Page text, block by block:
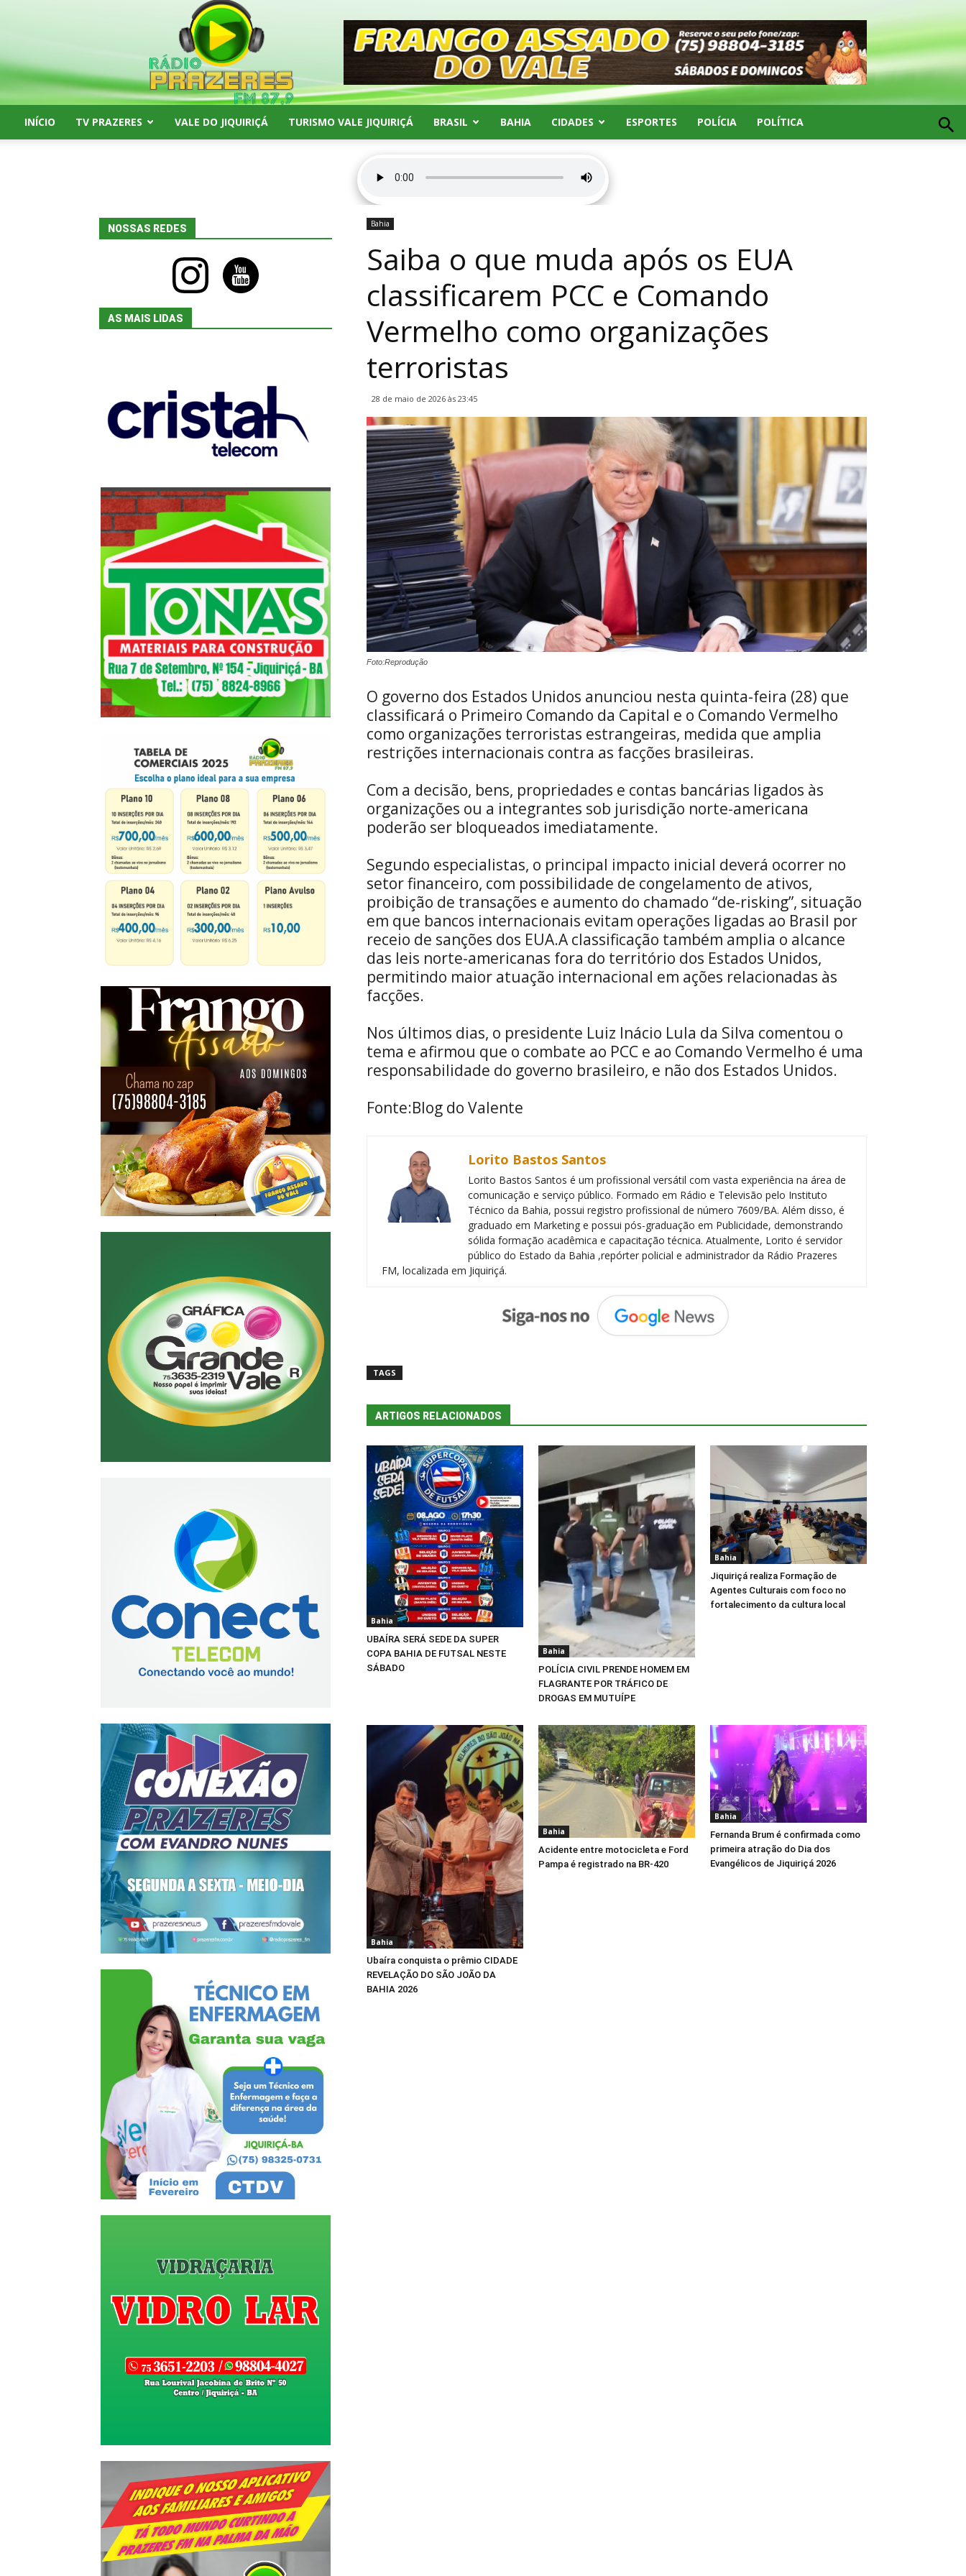
INÍCIO TV PRAZERES VALE DO JIQUIRIÇÁ TURISMO VALE JIQUIRIÇÁ BRASIL BAHIA CIDADES ESPORTES POLÍCIA POLÍTICA
Bahia
Saiba o que muda após os EUA
classificarem PCC e Comando
Vermelho como organizações
terroristas
28 de maio de 2026 às 23:45
Foto:Reprodução
O governo dos Estados Unidos anunciou nesta quinta-feira (28) que
classificará o Primeiro Comando da Capital e o Comando Vermelho
como organizações terroristas estrangeiras, medida que amplia
restrições internacionais contra as facções brasileiras.
Com a decisão, bens, propriedades e contas bancárias ligados às
organizações ou a integrantes sob jurisdição norte-americana
poderão ser bloqueados imediatamente.
Segundo especialistas, o principal impacto inicial deverá ocorrer no
setor financeiro, com possibilidade de congelamento de ativos,
proibição de transações e aumento do chamado “de-risking”, situação
em que bancos internacionais evitam operações ligadas ao Brasil por
receio de sanções dos EUA.A classificação também amplia o alcance
das leis norte-americanas fora do território dos Estados Unidos,
permitindo maior atuação internacional em ações relacionadas às
facções.
Nos últimos dias, o presidente Luiz Inácio Lula da Silva comentou o
tema e afirmou que o combate ao PCC e ao Comando Vermelho é uma
responsabilidade do governo brasileiro, e não dos Estados Unidos.
Fonte:Blog do Valente
Lorito Bastos Santos
Lorito Bastos Santos é um profissional versátil com vasta experiência na área de
comunicação e serviço público. Formado em Rádio e Televisão pelo Instituto
Técnico da Bahia, possui registro profissional de número 7609/BA. Além disso, é
graduado em Marketing e possui pós-graduação em Publicidade, demonstrando
sólida formação acadêmica e capacitação técnica. Atualmente, Lorito é servidor
público do Estado da Bahia ,repórter policial e administrador da Rádio Prazeres
FM, localizada em Jiquiriçá.
TAGS
ARTIGOS RELACIONADOS
Bahia
UBAÍRA SERÁ SEDE DA SUPER
COPA BAHIA DE FUTSAL NESTE
SÁBADO
Bahia
POLÍCIA CIVIL PRENDE HOMEM EM
FLAGRANTE POR TRÁFICO DE
DROGAS EM MUTUÍPE
Bahia
Jiquiriçá realiza Formação de
Agentes Culturais com foco no
fortalecimento da cultura local
Bahia
Ubaíra conquista o prêmio CIDADE
REVELAÇÃO DO SÃO JOÃO DA
BAHIA 2026
Bahia
Acidente entre motocicleta e Ford
Pampa é registrado na BR-420
Bahia
Fernanda Brum é confirmada como
primeira atração do Dia dos
Evangélicos de Jiquiriçá 2026
NOSSAS REDES
instagram youtube
AS MAIS LIDAS